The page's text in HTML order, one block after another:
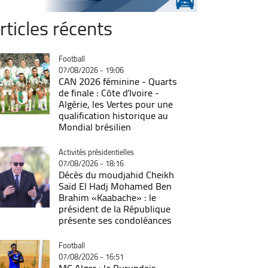
récents
Catégorie
Football
07/08/2026 - 19:06
CAN 2026 féminine - Quarts
de finale : Côte d'Ivoire -
Algérie, les Vertes pour une
qualification historique au
Mondial brésilien
Catégorie
Activités présidentielles
07/08/2026 - 18:16
Décès du moudjahid Cheikh
Saïd El Hadj Mohamed Ben
Brahim «Kaabache» : le
président de la République
présente ses condoléances
Catégorie
Football
07/08/2026 - 16:51